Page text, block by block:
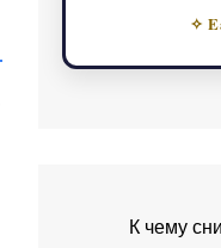
✧
К чему